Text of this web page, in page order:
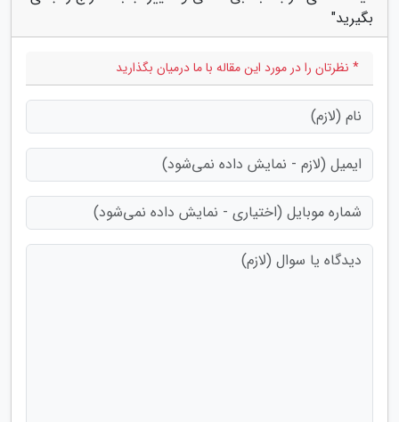
بگیرید"
* نظرتان را در مورد این مقاله با ما درمیان بگذارید